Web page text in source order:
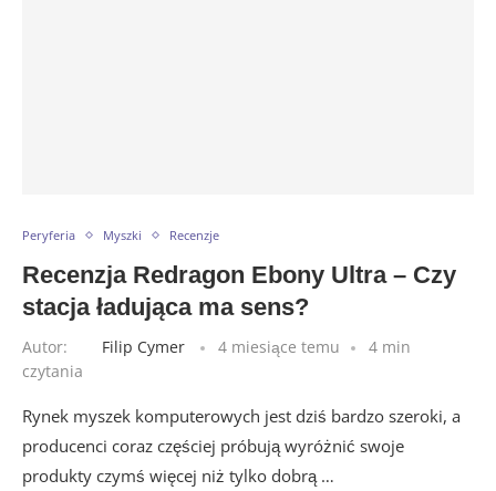
Peryferia Myszki Recenzje
Recenzja Redragon Ebony Ultra – Czy
stacja ładująca ma sens?
Autor: Filip Cymer 4 miesiące temu
4 min
czytania
Rynek myszek komputerowych jest dziś bardzo szeroki, a
producenci coraz częściej próbują wyróżnić swoje
produkty czymś więcej niż tylko dobrą …